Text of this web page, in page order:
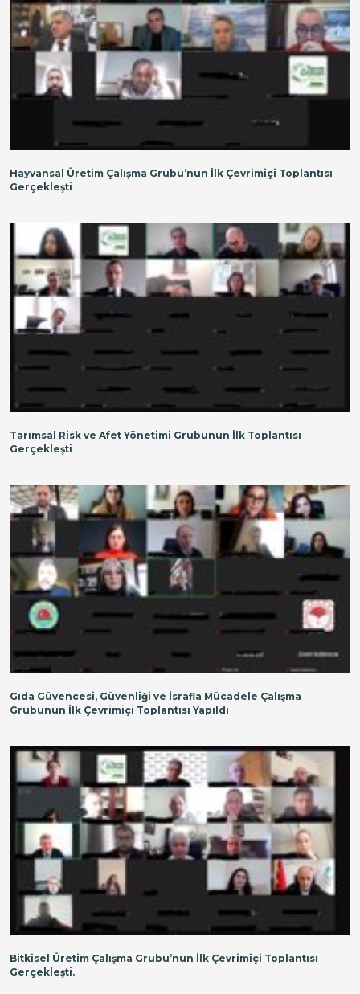
Hayvansal Üretim Çalışma Grubu’nun İlk Çevrimiçi Toplantısı
Gerçekleşti
Tarımsal Risk ve Afet Yönetimi Grubunun İlk Toplantısı
Gerçekleşti
Gıda Güvencesi, Güvenliği ve İsrafla Mücadele Çalışma
Grubunun İlk Çevrimiçi Toplantısı Yapıldı
Bitkisel Üretim Çalışma Grubu’nun İlk Çevrimiçi Toplantısı
Gerçekleşti.